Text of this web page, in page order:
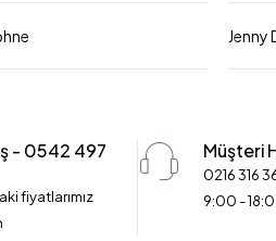
Jenny
- 0542 497
fiyatlarımız
Müşteri
0216 316
9:00 -